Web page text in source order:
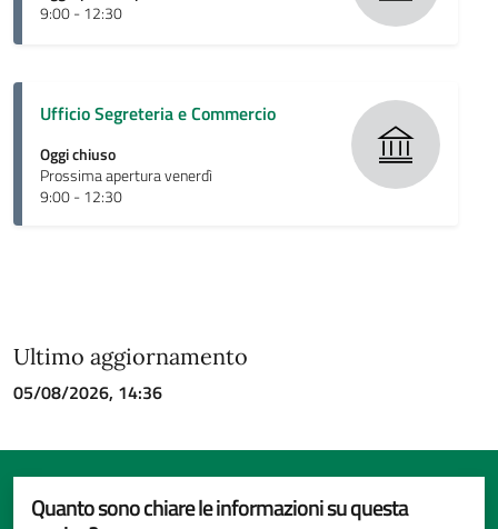
9:00 - 12:30
Ufficio Segreteria e Commercio
Oggi chiuso
Prossima apertura venerdì
9:00 - 12:30
Ultimo aggiornamento
05/08/2026, 14:36
Quanto sono chiare le informazioni su questa